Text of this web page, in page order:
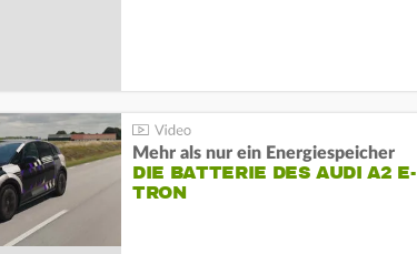
Mehr als nur ein Energiespeicher
DIE BATTERIE DES AUDI A2 E-
TRON